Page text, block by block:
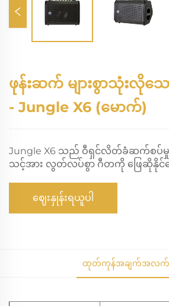
ဖုန်းဆက် များစွာသုံးလိုသ
- Jungle X6 (မောက်)
Jungle X6 သည် ဝီရှင်လိတ်ခံဆက်စပ်
သင့်အား လွတ်လပ်စွာ ဂီတကို ဖြေဆိုနိုင်
ဈေးနှုန်းရယူပါ
ထုတ်ကုန်အချက်အလက်မ